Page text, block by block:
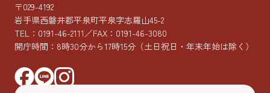
〒029-4192
岩手県西磐井郡平泉町平泉字志羅山45-2
TEL： 0191-46-2111／FAX：0191-46-3080
開庁時間：8時30分から17時15分 （土日祝日・年末年始は除く）